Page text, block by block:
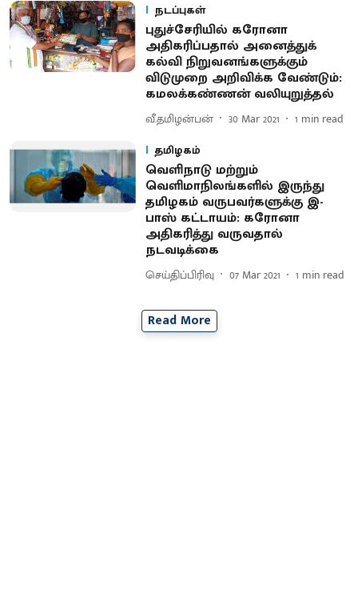
நடப்புகள்
புதுச்சேரியில் கரோனா
அதிகரிப்பதால் அனைத்துக்
கல்வி நிறுவனங்களுக்கும்
விடுமுறை அறிவிக்க வேண்டும்:
கமலக்கண்ணன் வலியுறுத்தல்
வீ.தமிழன்பன் 30 Mar 2021 1 min read
தமிழகம்
வெளிநாடு மற்றும்
வெளிமாநிலங்களில் இருந்து
தமிழகம் வருபவர்களுக்கு இ-
பாஸ் கட்டாயம்: கரோனா
அதிகரித்து வருவதால்
நடவடிக்கை
செய்திப்பிரிவு 07 Mar 2021 1 min read
Read More